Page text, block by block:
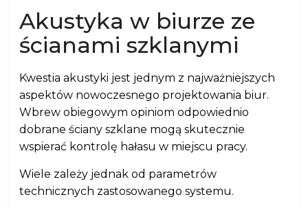
Akustyka w biurze ze
ścianami szklanymi
Kwestia akustyki jest jednym z najważniejszych
aspektów nowoczesnego projektowania biur.
Wbrew obiegowym opiniom odpowiednio
dobrane ściany szklane mogą skutecznie
wspierać kontrolę hałasu w miejscu pracy.
Wiele zależy jednak od parametrów
technicznych zastosowanego systemu.